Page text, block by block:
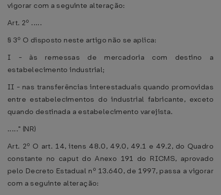
vigorar com a seguinte alteração:
Art. 2º .....
§ 3º O disposto neste artigo não se aplica:
I - às remessas de mercadoria com destino a
estabelecimento industrial;
II - nas transferências interestaduais quando promovidas
entre estabelecimentos do industrial fabricante, exceto
quando destinada a estabelecimento varejista.
....." (NR)
Art. 2º O art. 14, itens 48.0, 49.0, 49.1 e 49.2, do Quadro
constante no caput do Anexo 191 do RICMS, aprovado
pelo Decreto Estadual nº 13.640, de 1997, passa a vigorar
com a seguinte alteração: